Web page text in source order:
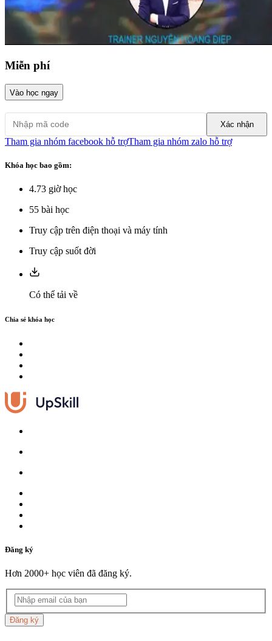
Miễn phí
Vào học ngay
Xác nhận
Tham gia nhóm facebook hỗ trợTham gia nhóm zalo hỗ trợ
Khóa học bao gồm:
4.73 giờ học
55 bài học
Truy cập trên điện thoại và máy tính
Truy cập suốt đời
Có thể tải về
Chia sẻ khóa học
Đăng ký
Hơn 2000+ học viên đã đăng ký.
Đăng ký